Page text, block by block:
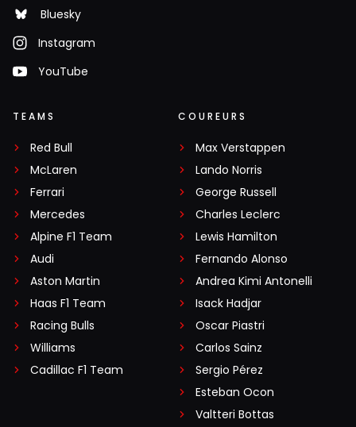
Bluesky
Instagram
YouTube
TEAMS
Red Bull
McLaren
Ferrari
Mercedes
Alpine F1 Team
Audi
Aston Martin
Haas F1 Team
Racing Bulls
Williams
Cadillac F1 Team
COUREURS
Max Verstappen
Lando Norris
George Russell
Charles Leclerc
Lewis Hamilton
Fernando Alonso
Andrea Kimi Antonelli
Isack Hadjar
Oscar Piastri
Carlos Sainz
Sergio Pérez
Esteban Ocon
Valtteri Bottas